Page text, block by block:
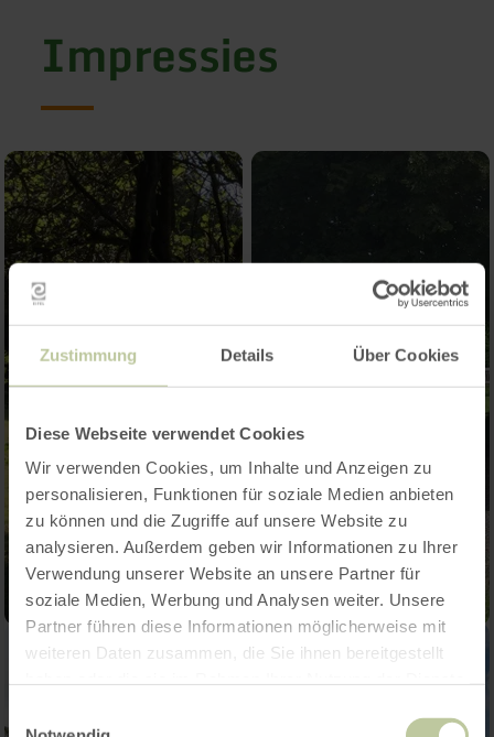
Zustimmung Details Über Cookies
Diese Webseite verwendet Cookies
Wir verwenden Cookies, um Inhalte und Anzeigen zu
personalisieren, Funktionen für soziale Medien anbieten
zu können und die Zugriffe auf unsere Website zu
analysieren. Außerdem geben wir Informationen zu Ihrer
Verwendung unserer Website an unsere Partner für
soziale Medien, Werbung und Analysen weiter. Unsere
Partner führen diese Informationen möglicherweise mit
weiteren Daten zusammen, die Sie ihnen bereitgestellt
Impressies